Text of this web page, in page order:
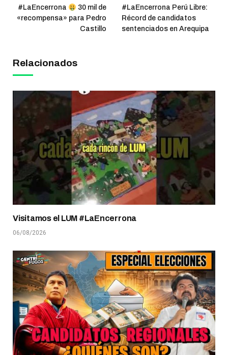
#LaEncerrona
30 mil de
«recompensa» para Pedro
Castillo
#LaEncerrona Perú Libre:
Récord de candidatos
sentenciados en Arequipa
Relacionados
Visitamos el LUM #LaEncerrona
06/08/2026